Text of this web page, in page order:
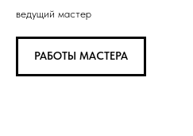
ведущий мастер
РАБОТЫ МАСТЕРА